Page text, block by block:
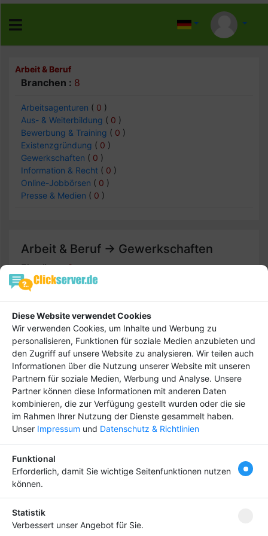
Arbeit & Beruf
Branchen : 8
Arbeitsagenturen ( 0 )
Aus- & Weiterbildung ( 0 )
Bewerbung & Training ( 0 )
Existenzgründung ( 0 )
Gewerkschaften ( 0 )
Information & Recht ( 0 )
Online-Jobbörsen ( 0 )
Presse & Medien ( 0 )
Arbeit & Beruf -> Gewerkschaften
Einträge :0
keine Daten
Tipp
Hebe dich ab von
anderen ab und bringe
deinen Firmeneintrag
ganz nach vorn! Dein
Premium-Eintrag schon
ab4,99 €
Bringen Sie Ihr Business nach vorn!
Newsletter abonnieren
Diese Website verwendet Cookies
Wir verwenden Cookies, um Inhalte und Werbung zu
personalisieren, Funktionen für soziale Medien anzubieten und
den Zugriff auf unsere Website zu analysieren. Wir teilen auch
Informationen über die Nutzung unserer Website mit unseren
Partnern für soziale Medien, Werbung und Analyse. Unsere
Partner können diese Informationen mit anderen Daten
kombinieren, die zur Verfügung gestellt wurden oder die sie
im Rahmen Ihrer Nutzung der Dienste gesammelt haben.
Unser Impressum und Datenschutz & Richtlinien
Funktional
Erforderlich, damit Sie wichtige Seitenfunktionen nutzen
können.
Statistik
Verbessert unser Angebot für Sie.